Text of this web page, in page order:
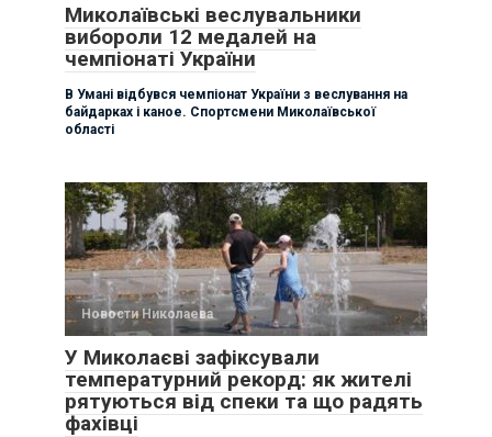
Миколаївські веслувальники
вибороли 12 медалей на
чемпіонаті України
В Умані відбувся чемпіонат України з веслування на
байдарках і каное. Спортсмени Миколаївської
області
Новости Николаева
У Миколаєві зафіксували
температурний рекорд: як жителі
рятуються від спеки та що радять
фахівці